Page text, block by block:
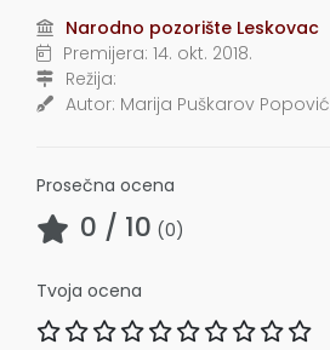
Narodno pozorište Leskovac
Premijera: 14. okt. 2018.
Režija:
Autor: Marija Puškarov Popović
Prosečna ocena
0 / 10 (0)
Tvoja ocena